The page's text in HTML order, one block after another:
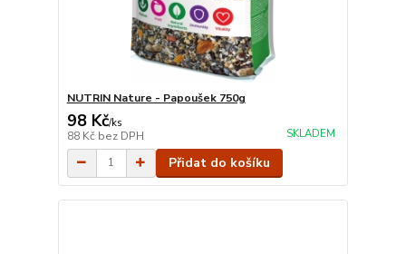
NUTRIN Nature - Papoušek 750g
98 Kč/ks
88 Kč bez DPH SKLADEM
Přidat do košíku